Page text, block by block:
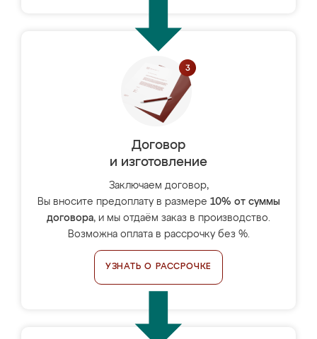
Договор
и изготовление
Заключаем договор,
Вы вносите предоплату в размере 10% от суммы
договора, и мы отдаём заказ в производство.
Возможна оплата в рассрочку без %.
УЗНАТЬ О РАССРОЧКЕ